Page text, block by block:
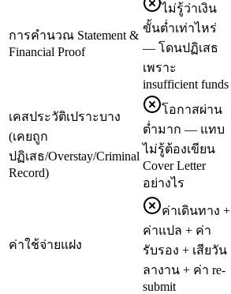
การคำนวณ Statement &
Financial Proof
ไม่รู้ว่าเงิน
ขั้นต่ำเท่าไหร่
— โดนปฏิเสธ
เพราะ
insufficient funds
เคสประวัติเปราะบาง
(เคยถูก
ปฏิเสธ/Overstay/Criminal
Record)
โอกาสผ่าน
ต่ำมาก — แทบ
ไม่รู้ต้องเขียน
Cover Letter
อย่างไร
ค่าใช้จ่ายแฝง
ค่าเดินทาง +
ค่าแปล + ค่า
รับรอง + เสียวัน
ลางาน + ค่า re-
submit